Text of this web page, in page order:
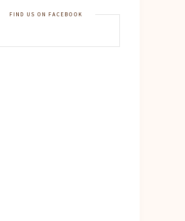
FIND US ON FACEBOOK